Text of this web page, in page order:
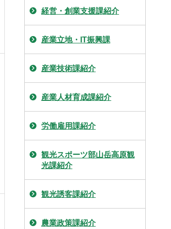
経営・創業支援課紹介
産業立地・IT振興課
産業技術課紹介
産業人材育成課紹介
労働雇用課紹介
観光スポーツ部山岳高原観
光課紹介
観光誘客課紹介
農業政策課紹介